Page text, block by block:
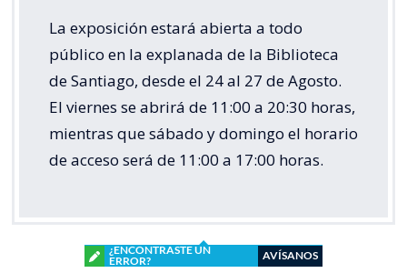
La exposición estará abierta a todo
público en la explanada de la Biblioteca
de Santiago, desde el 24 al 27 de Agosto.
El viernes se abrirá de 11:00 a 20:30 horas,
mientras que sábado y domingo el horario
de acceso será de 11:00 a 17:00 horas.
¿ENCONTRASTE UN
ERROR?
AVÍSANOS